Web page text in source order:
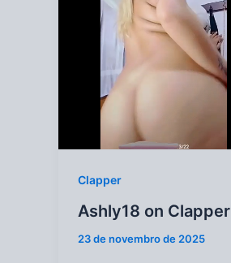
Clapper
Ashly18 on Clapper
23 de novembro de 2025